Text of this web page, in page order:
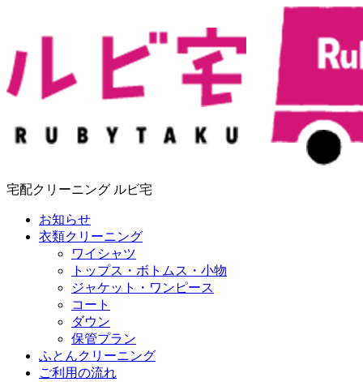
宅配クリーニング ルビ宅
お知らせ
衣類クリーニング
ワイシャツ
トップス・ボトムス・小物
ジャケット・ワンピース
コート
ダウン
保管プラン
ふとんクリーニング
ご利用の流れ